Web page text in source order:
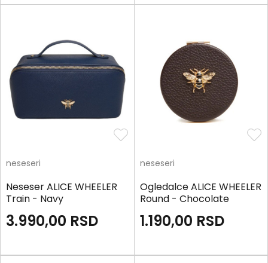
neseseri
Neseser ALICE WHEELER
Train - Navy
3.990,00 RSD
neseseri
Ogledalce ALICE WHEELER
Round - Chocolate
1.190,00 RSD